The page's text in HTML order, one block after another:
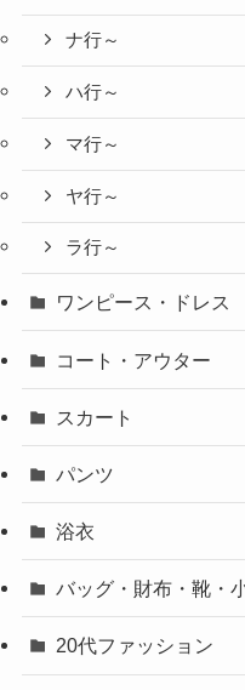
ナ行～
ハ行～
マ行～
ヤ行～
ラ行～
ワンピース・ドレス
コート・アウター
スカート
パンツ
浴衣
バッグ・財布・靴・
20代ファッション